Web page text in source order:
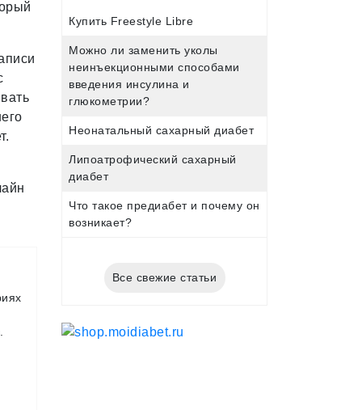
Купить Freestyle Libre
Можно ли заменить уколы
неинъекционными способами
введения инсулина и
глюкометрии?
Неонатальный сахарный диабет
Липоатрофический сахарный
диабет
Что такое предиабет и почему он
возникает?
Все свежие статьи